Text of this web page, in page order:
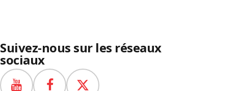
Suivez-nous sur les réseaux
sociaux